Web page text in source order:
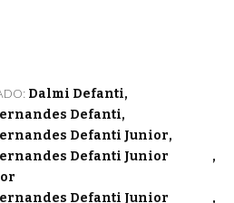
Dalmi Defanti
Defanti
Defanti Junior
Defanti Junior
Defanti Junior